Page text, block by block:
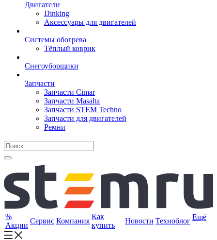
Двигатели
Dinking
Аксессуары для двигателей
Системы обогрева
Тёплый коврик
Снегоуборщики
Запчасти
Запчасти Cimar
Запчасти Masalta
Запчасти STEM Techno
Запчасти для двигателей
Ремни
%
Акции
Сервис Компания
Как
купить
Новости Техноблог Ещё